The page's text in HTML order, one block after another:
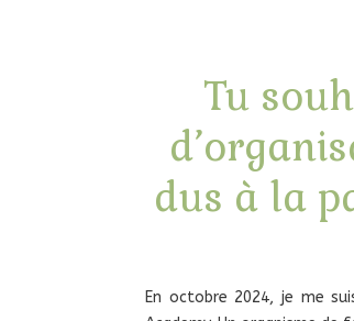
Tu
dus à la
En octobre 2024, je me